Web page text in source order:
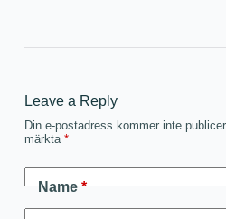
Leave a Reply
Din e-postadress kommer inte
märkta *
Name*